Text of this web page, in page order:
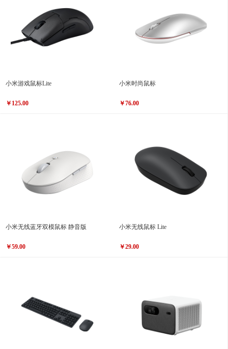
小米游戏鼠标Lite
￥125.00
小米时尚鼠标
￥76.00
小米无线蓝牙双模鼠标 静音版
￥59.00
小米无线鼠标 Lite
￥29.00